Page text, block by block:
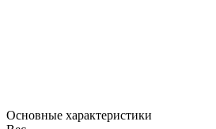
Основные характеристики